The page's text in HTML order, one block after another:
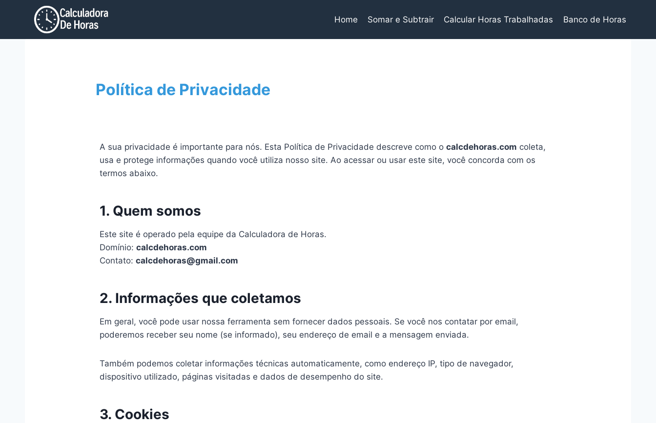
Home Somar e Subtrair Calcular Horas Trabalhadas Banco de Horas
Política de Privacidade
A sua privacidade é importante para nós. Esta Política de Privacidade descreve como o calcdehoras.com coleta,
usa e protege informações quando você utiliza nosso site. Ao acessar ou usar este site, você concorda com os
termos abaixo.
1. Quem somos
Este site é operado pela equipe da Calculadora de Horas.
Domínio: calcdehoras.com
Contato: calcdehoras@gmail.com
2. Informações que coletamos
Em geral, você pode usar nossa ferramenta sem fornecer dados pessoais. Se você nos contatar por email,
poderemos receber seu nome (se informado), seu endereço de email e a mensagem enviada.
Também podemos coletar informações técnicas automaticamente, como endereço IP, tipo de navegador,
dispositivo utilizado, páginas visitadas e dados de desempenho do site.
3. Cookies